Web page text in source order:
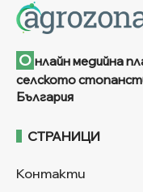
О нлайн медийна
селското
България
СТРАНИЦИ
Контакти